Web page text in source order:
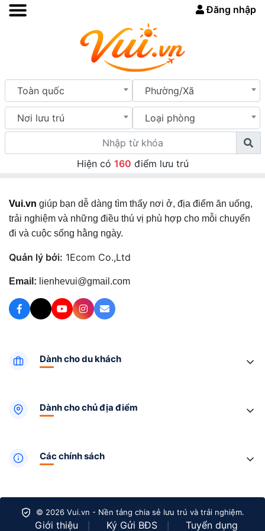
Đăng nhập
Toàn quốc Phường/Xã
Nơi lưu trú Loại phòng
Hiện có 160 điểm lưu trú
Vui.vn giúp bạn dễ dàng tìm thấy nơi ở, địa điểm ăn uống,
trải nghiệm và những điều thú vị phù hợp cho mỗi chuyến
đi và cuộc sống hằng ngày.
Quản lý bởi: 1Ecom Co.,Ltd
Email: lienhevui@gmail.com
Dành cho du khách
Dành cho chủ địa điểm
Các chính sách
© 2026 Vui.vn - Nền tảng chia sẻ lưu trú và trải nghiệm.
Giới thiệu Ký Gửi BĐS Tuyển dụng